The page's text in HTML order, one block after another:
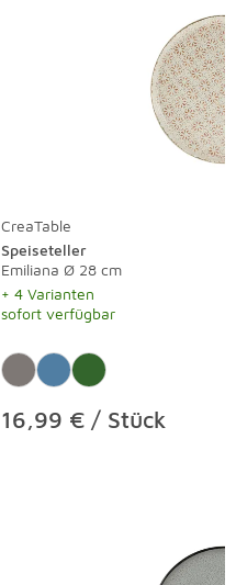
CreaTable
Speiseteller
Emiliana Ø 28 cm
+ 4 Varianten
sofort verfügbar
16,99 € / Stück